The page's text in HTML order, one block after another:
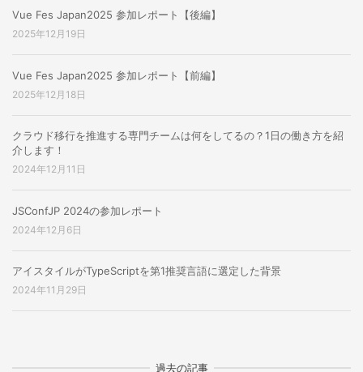
Vue Fes Japan2025 参加レポート【後編】
2025年12月19日
Vue Fes Japan2025 参加レポート【前編】
2025年12月18日
クラウド移行を推進する専門チームは何をしてるの？1日の働き方を紹
介します！
2024年12月11日
JSConfJP 2024の参加レポート
2024年12月6日
アイスタイルがTypeScriptを第1推奨言語に選定した背景
2024年11月29日
過去の記事